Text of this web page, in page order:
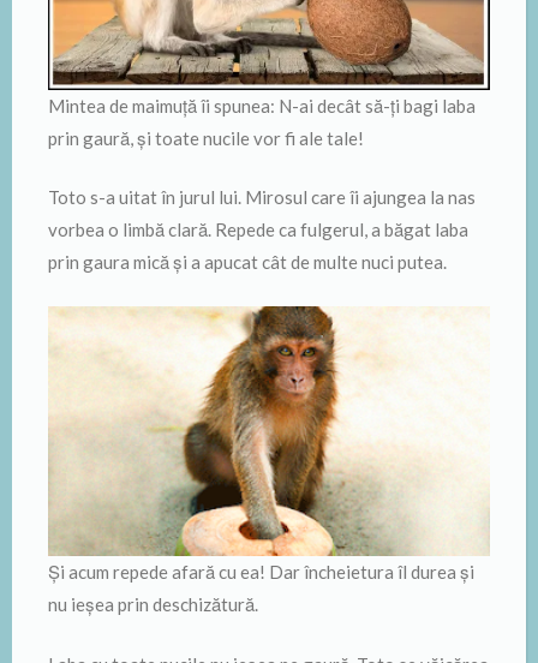
Mintea de maimuţă îi spunea: N-ai decât să-ţi bagi laba
prin gaură, şi toate nucile vor fi ale tale!
Toto s-a uitat în jurul lui. Mirosul care îi ajungea la nas
vorbea o limbă clară. Repede ca fulgerul, a băgat laba
prin gaura mică și a apucat cât de multe nuci putea.
Şi acum repede afară cu ea! Dar încheietura îl durea şi
nu ieşea prin deschizătură.